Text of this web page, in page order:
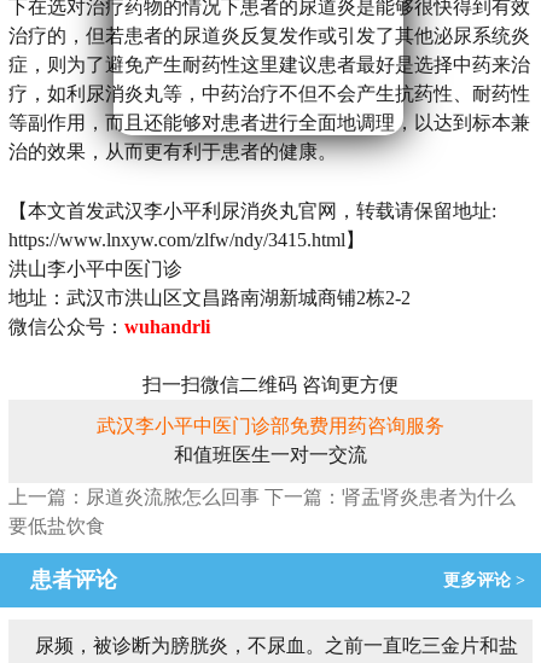
下在选对治疗药物的情况下患者的尿道炎是能够很快得到有效
治疗的，但若患者的尿道炎反复发作或引发了其他泌尿系统炎
症，则为了避免产生耐药性这里建议患者最好是选择中药来治
疗，如利尿消炎丸等，中药治疗不但不会产生抗药性、耐药性
等副作用，而且还能够对患者进行全面地调理，以达到标本兼
治的效果，从而更有利于患者的健康。
【本文首发武汉李小平利尿消炎丸官网，转载请保留地址:
https://www.lnxyw.com/zlfw/ndy/3415.html】
洪山李小平中医门诊
地址：武汉市洪山区文昌路南湖新城商铺2栋2-2
微信公众号： wuhandrli
扫一扫微信二维码 咨询更方便
武汉李小平中医门诊部免费用药咨询服务
和值班医生一对一交流
上一篇：尿道炎流脓怎么回事 下一篇：肾盂肾炎患者为什么
要低盐饮食
患者评论 更多评论 >
尿频，被诊断为膀胱炎，不尿血。之前一直吃三金片和盐